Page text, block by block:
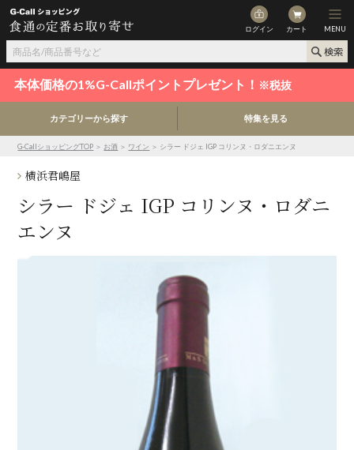
ログイン カート MENU
本体価格の1%G-Callポイントプレゼント！ ※税抜
カテゴリーから探す 特集を見る
G-CallショッピングTOP ＞ お酒 ＞ ワイン ＞ シラー ドジェ IGP コリンヌ・ロダニエンヌ
横浜君嶋屋
シラー ドジェ IGP コリンヌ・ロダニ
エンヌ